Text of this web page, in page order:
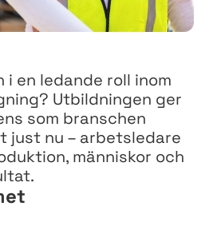
i en ledande roll inom
Utbildningen ger
som branschen
just nu – arbetsledare
människor och